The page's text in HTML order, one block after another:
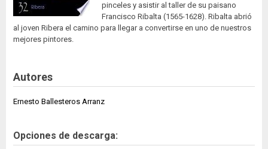
pinceles y asistir al taller de su paisano
Francisco Ribalta (1565-1628). Ribalta abrió
al joven Ribera el camino para llegar a convertirse en uno de nuestros
mejores pintores.
Autores
Ernesto Ballesteros Arranz
Opciones de descarga: